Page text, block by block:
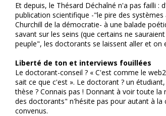
Et depuis, le Thésard Déchaîné n'a pas failli :
publication scientifique -"le pire des
Churchill de la démocratie- à une balade
savant sur les seins (que certains ne
peuple", les doctorants se laissent aller et on
Liberté de ton et interviews fouillées
Le doctorant-conseil ? « C'est comme le
sait ce que c'est ». Le doctorant ? un
thèse ? Connais pas ! Donnant à voir toute
des doctorants" n'hésite pas pour autant à
convenus.